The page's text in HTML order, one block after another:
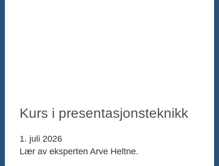
Kurs i presentasjonsteknikk
1. juli 2026
Lær av eksperten Arve Heltne.